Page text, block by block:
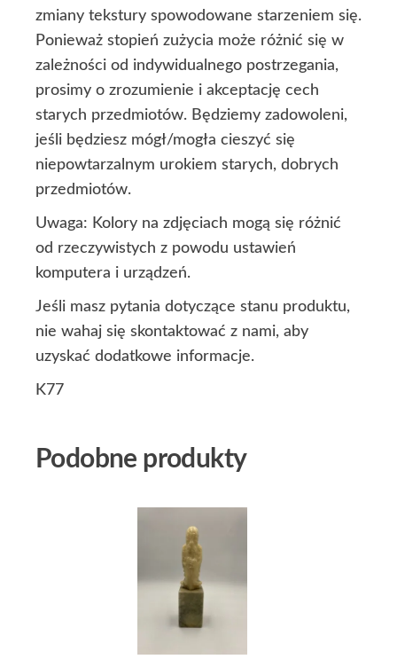
zmiany tekstury spowodowane starzeniem się.
Ponieważ stopień zużycia może różnić się w
zależności od indywidualnego postrzegania,
prosimy o zrozumienie i akceptację cech
starych przedmiotów. Będziemy zadowoleni,
jeśli będziesz mógł/mogła cieszyć się
niepowtarzalnym urokiem starych, dobrych
przedmiotów.
Uwaga: Kolory na zdjęciach mogą się różnić
od rzeczywistych z powodu ustawień
komputera i urządzeń.
Jeśli masz pytania dotyczące stanu produktu,
nie wahaj się skontaktować z nami, aby
uzyskać dodatkowe informacje.
K77
Podobne produkty